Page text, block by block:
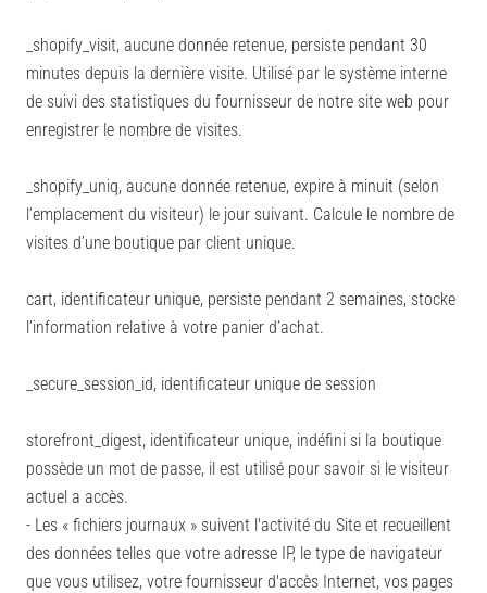
_shopify_visit, aucune donnée retenue, persiste pendant 30
minutes depuis la dernière visite. Utilisé par le système interne
de suivi des statistiques du fournisseur de notre site web pour
enregistrer le nombre de visites.
_shopify_uniq, aucune donnée retenue, expire à minuit (selon
l’emplacement du visiteur) le jour suivant. Calcule le nombre de
visites d’une boutique par client unique.
cart, identificateur unique, persiste pendant 2 semaines, stocke
l’information relative à votre panier d’achat.
_secure_session_id, identificateur unique de session
storefront_digest, identificateur unique, indéfini si la boutique
possède un mot de passe, il est utilisé pour savoir si le visiteur
actuel a accès.
- Les « fichiers journaux » suivent l'activité du Site et recueillent
des données telles que votre adresse IP, le type de navigateur
que vous utilisez, votre fournisseur d'accès Internet, vos pages